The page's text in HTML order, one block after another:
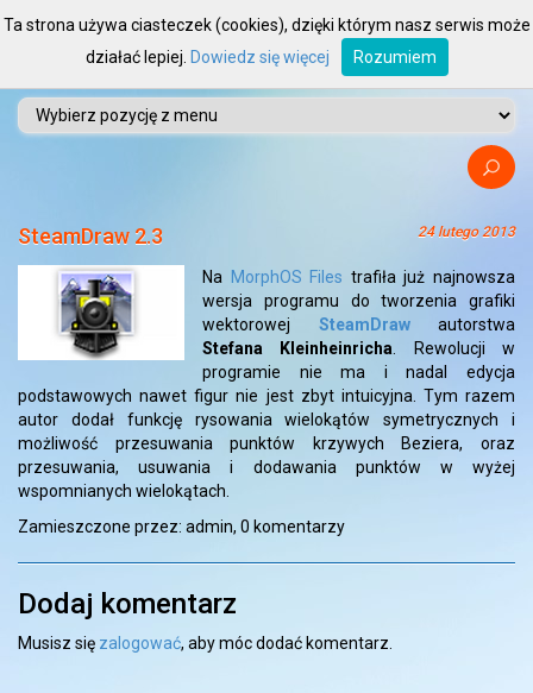
SteamDraw 2.3 24 lutego 2013
Na MorphOS Files trafiła już najnowsza
wersja programu do tworzenia grafiki
wektorowej SteamDrawautorstwa
Stefana Kleinheinricha . Rewolucji w
programie nie ma i nadal edycja
podstawowych nawet figur nie jest zbyt intuicyjna. Tym razem
autor dodał funkcję rysowania wielokątów symetrycznych i
możliwość przesuwania punktów krzywych Beziera, oraz
przesuwania, usuwania i dodawania punktów w wyżej
wspomnianych wielokątach.
Zamieszczone przez: admin, 0 komentarzy
Dodaj komentarz
Musisz się zalogować, aby móc dodać komentarz.
Ta strona używa ciasteczek (cookies), dzięki którym nasz serwis może
działać lepiej. Dowiedz się więcej Rozumiem